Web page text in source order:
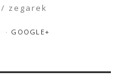
zegarek
GOOGLE+